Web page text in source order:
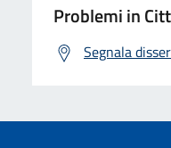
Problemi in
Segnala